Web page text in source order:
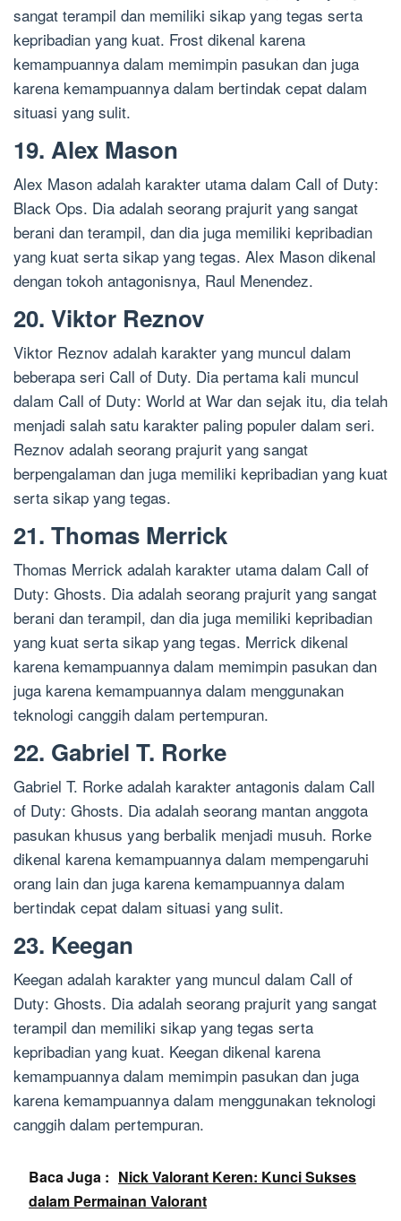
sangat terampil dan memiliki sikap yang tegas serta
kepribadian yang kuat. Frost dikenal karena
kemampuannya dalam memimpin pasukan dan juga
karena kemampuannya dalam bertindak cepat dalam
situasi yang sulit.
19. Alex Mason
Alex Mason adalah karakter utama dalam Call of Duty:
Black Ops. Dia adalah seorang prajurit yang sangat
berani dan terampil, dan dia juga memiliki kepribadian
yang kuat serta sikap yang tegas. Alex Mason dikenal
dengan tokoh antagonisnya, Raul Menendez.
20. Viktor Reznov
Viktor Reznov adalah karakter yang muncul dalam
beberapa seri Call of Duty. Dia pertama kali muncul
dalam Call of Duty: World at War dan sejak itu, dia telah
menjadi salah satu karakter paling populer dalam seri.
Reznov adalah seorang prajurit yang sangat
berpengalaman dan juga memiliki kepribadian yang kuat
serta sikap yang tegas.
21. Thomas Merrick
Thomas Merrick adalah karakter utama dalam Call of
Duty: Ghosts. Dia adalah seorang prajurit yang sangat
berani dan terampil, dan dia juga memiliki kepribadian
yang kuat serta sikap yang tegas. Merrick dikenal
karena kemampuannya dalam memimpin pasukan dan
juga karena kemampuannya dalam menggunakan
teknologi canggih dalam pertempuran.
22. Gabriel T. Rorke
Gabriel T. Rorke adalah karakter antagonis dalam Call
of Duty: Ghosts. Dia adalah seorang mantan anggota
pasukan khusus yang berbalik menjadi musuh. Rorke
dikenal karena kemampuannya dalam mempengaruhi
orang lain dan juga karena kemampuannya dalam
bertindak cepat dalam situasi yang sulit.
23. Keegan
Keegan adalah karakter yang muncul dalam Call of
Duty: Ghosts. Dia adalah seorang prajurit yang sangat
terampil dan memiliki sikap yang tegas serta
kepribadian yang kuat. Keegan dikenal karena
kemampuannya dalam memimpin pasukan dan juga
karena kemampuannya dalam menggunakan teknologi
canggih dalam pertempuran.
Baca Juga : Nick Valorant Keren: Kunci Sukses
dalam Permainan Valorant